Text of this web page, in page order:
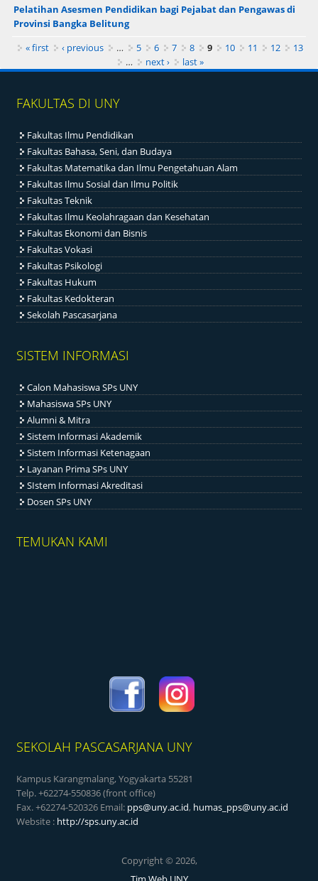
Pelatihan Asesmen Pendidikan bagi Pejabat dan Pengawas di
Provinsi Bangka Belitung
Pages
« first ‹ previous … 5 6 7 8 9 10 11 12
13
…
next › last »
FAKULTAS DI UNY
Fakultas Ilmu Pendidikan
Fakultas Bahasa, Seni, dan Budaya
Fakultas Matematika dan Ilmu Pengetahuan Alam
Fakultas Ilmu Sosial dan Ilmu Politik
Fakultas Teknik
Fakultas Ilmu Keolahragaan dan Kesehatan
Fakultas Ekonomi dan Bisnis
Fakultas Vokasi
Fakultas Psikologi
Fakultas Hukum
Fakultas Kedokteran
Sekolah Pascasarjana
SISTEM INFORMASI
Calon Mahasiswa SPs UNY
Mahasiswa SPs UNY
Alumni & Mitra
Sistem Informasi Akademik
Sistem Informasi Ketenagaan
Layanan Prima SPs UNY
SIstem Informasi Akreditasi
Dosen SPs UNY
TEMUKAN KAMI
SEKOLAH PASCASARJANA UNY
Kampus Karangmalang, Yogyakarta 55281
Telp. +62274-550836 (front office)
Fax. +62274-520326 Email: pps@uny.ac.id, humas_pps@uny.ac.id
Website : http://sps.uny.ac.id
Copyright © 2026,